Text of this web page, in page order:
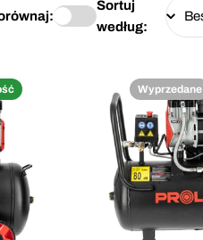
Sortuj
według:
Wyprzedane